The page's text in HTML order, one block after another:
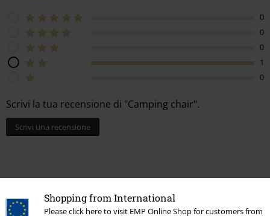
Shopping from International
Please click here to visit EMP Online Shop for customers from
0
0
0
1
0
Scrivi la tua recensione di "Camping chair".
Scrivi una recensione
Ordina per
Data Utile